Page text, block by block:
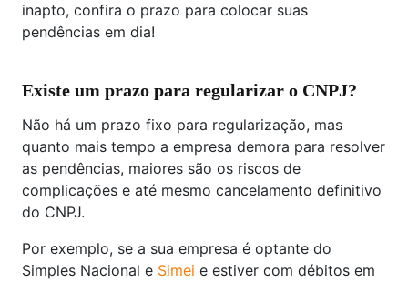
inapto, confira o prazo para colocar suas
pendências em dia!
Existe um prazo para regularizar o CNPJ?
Não há um prazo fixo para regularização, mas
quanto mais tempo a empresa demora para resolver
as pendências, maiores são os riscos de
complicações e até mesmo cancelamento definitivo
do CNPJ.
Por exemplo, se a sua empresa é optante do
Simples Nacional e Simei e estiver com débitos em